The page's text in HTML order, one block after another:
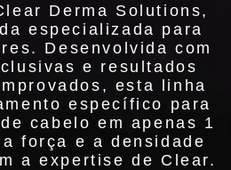
Derma Solutions,
especializada para
Desenvolvida com
e resultados
esta linha
específico para
cabelo em apenas 1
força e a densidade
a expertise de Clear.